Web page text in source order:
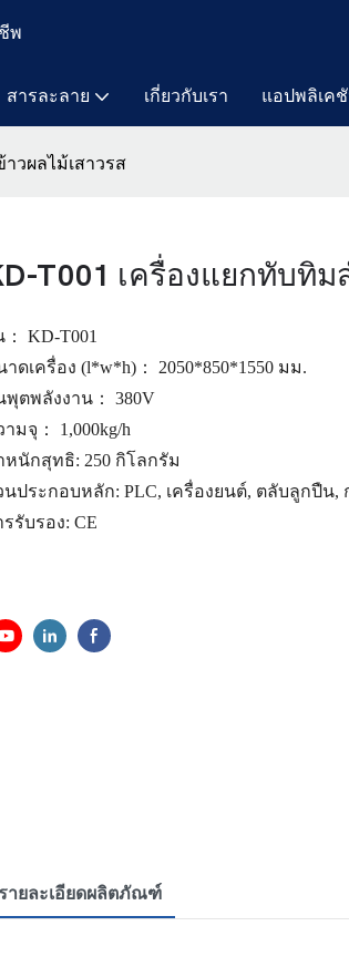
พ
สารละลาย เกี่ยวกับเรา แอปพลิเค
วผลไม้เสาวรส
T001 เครื่องแยกทับทิ
： KD-T001
ดเครื่อง (l*w*h)： 2050*850*1550 มม.
พุตพลังงาน： 380V
ามจุ： 1,000kg/h
หนักสุทธิ: 250 กิโลกรัม
นประกอบหลัก: PLC, เครื่องยนต์, ตลับลูกปืน,
รรับรอง: CE
รายละเอียดผลิตภัณฑ์